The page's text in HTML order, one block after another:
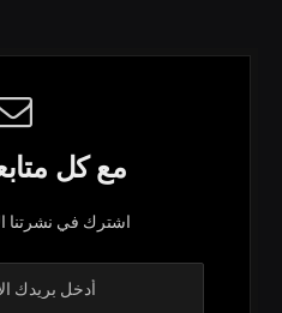
مع كل
اشترك في نشرتنا